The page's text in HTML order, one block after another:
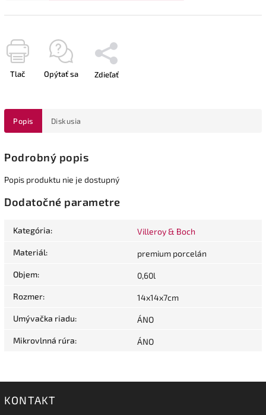
Tlač Opýtať sa Zdieľať
Popis Diskusia
Podrobný popis
Popis produktu nie je dostupný
Dodatočné parametre
Kategória: Villeroy & Boch
Materiál: premium porcelán
Objem: 0,60l
Rozmer: 14x14x7cm
Umývačka riadu: ÁNO
Mikrovlnná rúra: ÁNO
KONTAKT